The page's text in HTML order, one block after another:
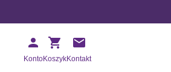
KontoKoszykKontakt